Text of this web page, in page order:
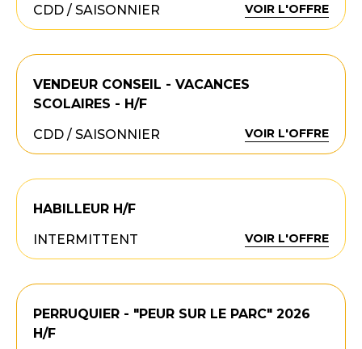
CDD / SAISONNIER
VOIR L'OFFRE
VENDEUR CONSEIL - VACANCES
SCOLAIRES - H/F
CDD / SAISONNIER
VOIR L'OFFRE
HABILLEUR H/F
INTERMITTENT
VOIR L'OFFRE
PERRUQUIER - "PEUR SUR LE PARC" 2026
H/F